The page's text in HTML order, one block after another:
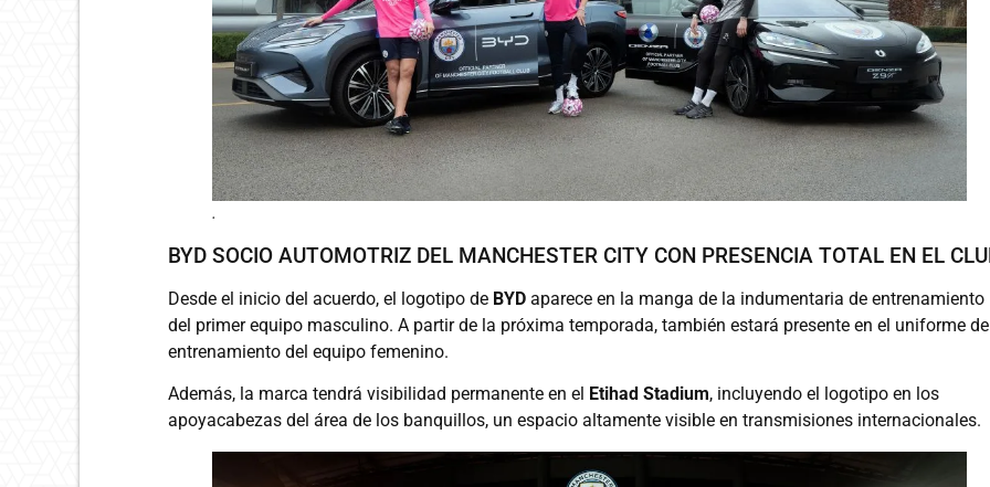
.
BYD SOCIO AUTOMOTRIZ DEL MANCHESTER CITY CON PRESENCIA TOTAL EN EL
Desde el inicio del acuerdo, el logotipo de BYD aparece en la manga de la indumentaria de entrenamiento
del primer equipo masculino. A partir de la próxima temporada, también estará presente en el uniforme de
entrenamiento del equipo femenino.
Además, la marca tendrá visibilidad permanente en el Etihad Stadium, incluyendo el logotipo en los
apoyacabezas del área de los banquillos, un espacio altamente visible en transmisiones internacionales.